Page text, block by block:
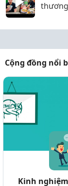
Cộng đồng nổi
Kinh